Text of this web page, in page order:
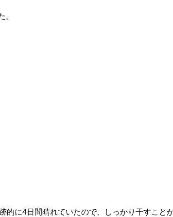
。
に4日間晴れていたので、しっかり干すこと